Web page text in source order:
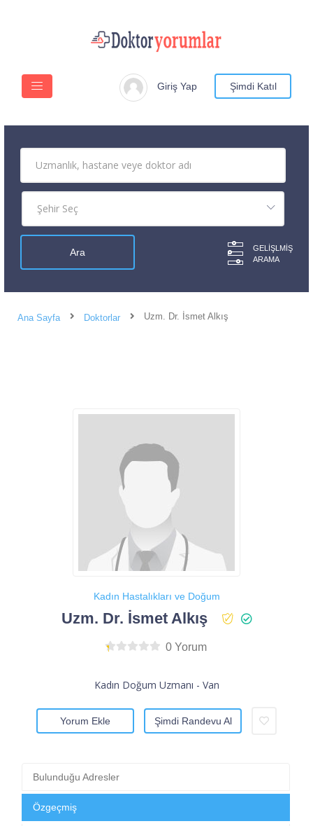
Giriş Yap Şimdi Katıl
GELIŞLMIŞ
ARAMA
Ana Sayfa Doktorlar Uzm. Dr. İsmet Alkış
Kadın Hastalıkları ve Doğum
Uzm. Dr. İsmet Alkış
0 Yorum
Kadın Doğum Uzmanı - Van
Yorum Ekle Şimdi Randevu Al
Bulunduğu Adresler
Özgeçmiş